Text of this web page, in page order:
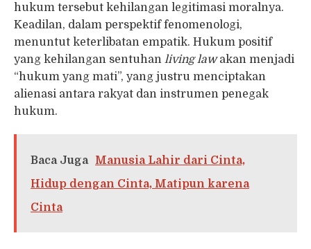
hukum tersebut kehilangan legitimasi moralnya.
Keadilan, dalam perspektif fenomenologi,
menuntut keterlibatan empatik. Hukum positif
yang kehilangan sentuhan living lawakan menjadi
“hukum yang mati”, yang justru menciptakan
alienasi antara rakyat dan instrumen penegak
hukum.
Baca Juga
Manusia Lahir dari Cinta,
Hidup dengan Cinta, Matipun karena
Cinta